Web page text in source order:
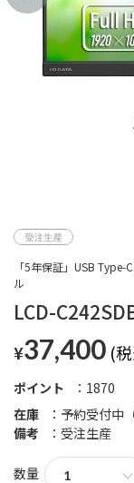
LCD-
「5年保証」USB
ル
¥37,400
ポイント
1870
在庫
予約受付中
備考
受注生産
数量